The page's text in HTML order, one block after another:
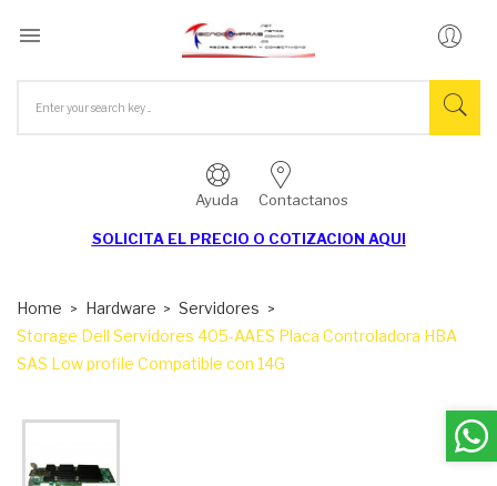

Ayuda Contactanos
SOLICITA EL PRECIO O COTIZACION AQUI
Home Hardware
Servidores
Storage Dell Servidores 405-AAES Placa Controladora HBA
SAS Low profile Compatible con 14G